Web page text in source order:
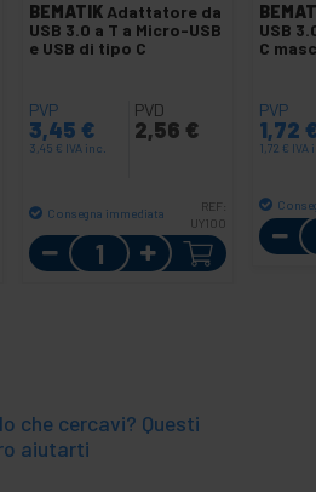
BEMATIK Adattatore da
USB 3.0 a T a Micro-USB
e USB di tipo C
PVP
3,45 €
3,45 € IVA inc.
PVD
2,56 €
Consegna immediata
REF:
UY100
Quantità
USB
C
PVP
1,72
1,72 € IVA
che cercavi? Questi
aiutarti